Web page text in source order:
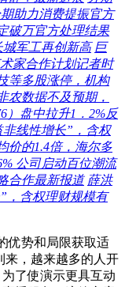
助力消费提振官方
破万官方处理结果
军工再创新高 巨
家合作计划记者时
等多股涨停，机构
农数据不及预期，
）盘中拉升1．2%反
线性增长”，含权
价的1.4倍，海尔多
公司启动百位潮流
合作最新报道 薛洪
，含权理财规模有
优势和局限获取适
来，越来越多的人开
了使演示更具互动